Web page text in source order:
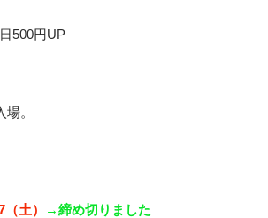
500円UP
。
土）
→締め切りました